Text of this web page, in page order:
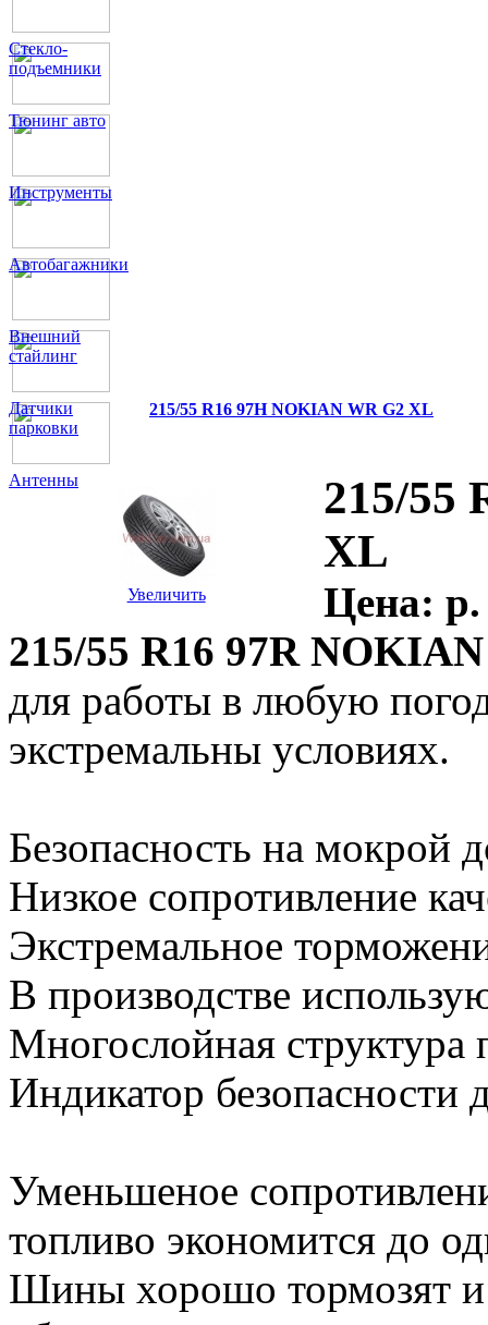
Стекло-
подъемники
Тюнинг авто
Инструменты
Автобагажники
Внешний
стайлинг
Датчики
парковки
Антенны
215/55 R16 97H NOKIAN WR G2 XL
Увеличить
215/55
XL
Цена:p.
215/55 R16 97R
для работы в любую
экстремальны условиях.
Безопасность на мокрой
Низкое сопротивление
Экстремальное
В производстве
Многослойная структура
Индикатор безопасности
Уменьшеное
топливо экономится до
Шины хорошо тормозят и